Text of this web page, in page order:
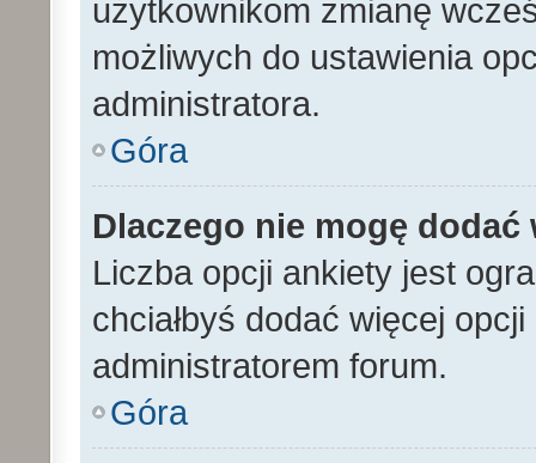
użytkownikom zmianę
możliwych do ustawienia
administratora.
Góra
Dlaczego nie mogę
Liczba opcji ankiety jest
chciałbyś dodać więcej
administratorem forum.
Góra